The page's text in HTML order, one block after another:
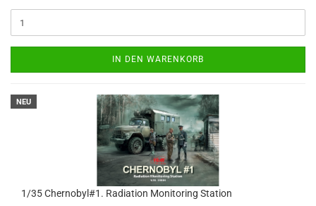
IN DEN WARENKORB
NEU
1/35 Chernobyl#1. Radiation Monitoring Station